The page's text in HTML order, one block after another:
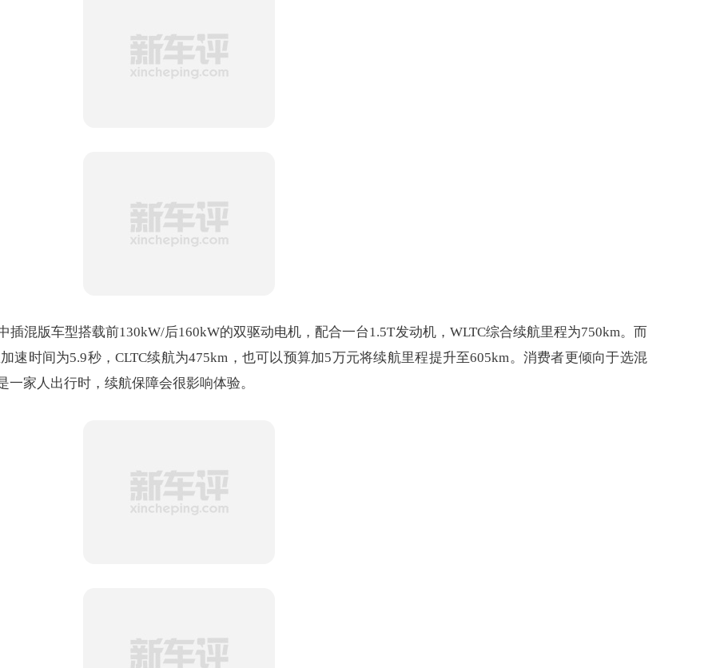
混版车型搭载前130kW/后160kW的双驱动电机，配合一台1.5T发动机，WLTC综合续航里程为750km。而
速时间为5.9秒，CLTC续航为475km，也可以预算加5万元将续航里程提升至605km。消费者更倾向于选混
家人出行时，续航保障会很影响体验。